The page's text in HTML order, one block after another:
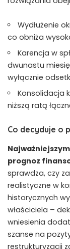
Wydłużenie
co obniża
Karencja w
dwunastu
wyłącznie
Konsolidacja
niższą ratą
Co decyduje o
prognoz
sprawdza, czy
realistyczne w
historycznych
właściciela –
wniesienia
szanse na
restrukturyzacji